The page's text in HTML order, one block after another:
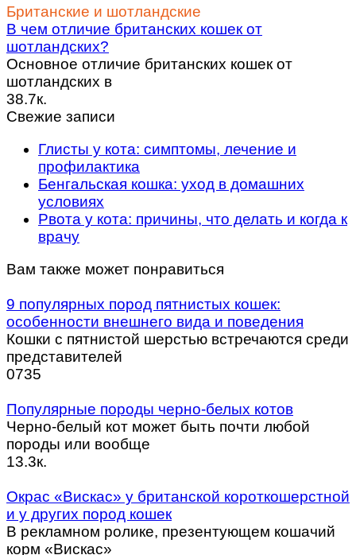
Британские и шотландские
В чем отличие британских кошек от
шотландских?
Основное отличие британских кошек от
шотландских в
38.7к.
Свежие записи
Глисты у кота: симптомы, лечение и
профилактика
Бенгальская кошка: уход в домашних
условиях
Рвота у кота: причины, что делать и когда к
врачу
Вам также может понравиться
9 популярных пород пятнистых кошек:
особенности внешнего вида и поведения
Кошки с пятнистой шерстью встречаются среди
представителей
0735
Популярные породы черно-белых котов
Черно-белый кот может быть почти любой
породы или вообще
13.3к.
Окрас «Вискас» у британской короткошерстной
и у других пород кошек
В рекламном ролике, презентующем кошачий
корм «Вискас»